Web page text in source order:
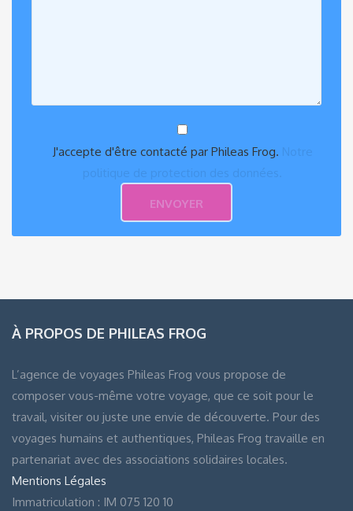
J'accepte d'être contacté par Phileas Frog. Notre
politique de protection des données.
À PROPOS DE PHILEAS FROG
L’agence de voyages Phileas Frog vous propose de
composer vous-même votre voyage, que ce soit pour le
travail, visiter ou juste une envie de découverte. Pour des
voyages humains et authentiques, Phileas Frog travaille en
partenariat avec des associations solidaires locales.
Mentions Légales
Immatriculation : IM 075 120 10